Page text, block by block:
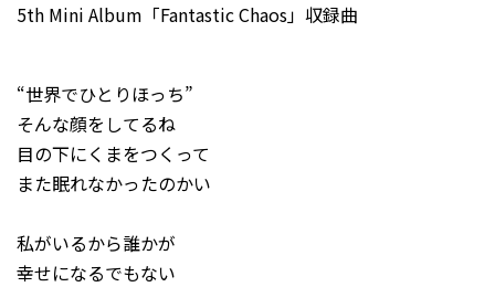
5th Mini Album「Fantastic Chaos」収録曲
“世界でひとりほっち”
そんな顔をしてるね
目の下にくまをつくって
また眠れなかったのかい
私がいるから誰かが
幸せになるでもない